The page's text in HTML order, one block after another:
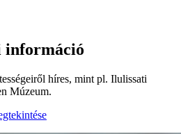
információ
híres, mint pl. Ilulissati
Múzeum.